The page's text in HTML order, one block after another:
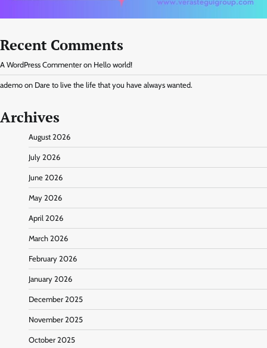
Recent Comments
A WordPress Commenter on Hello world!
ademo on Dare to live the life that you have always wanted.
Archives
August 2026
July 2026
June 2026
May 2026
April 2026
March 2026
February 2026
January 2026
December 2025
November 2025
October 2025